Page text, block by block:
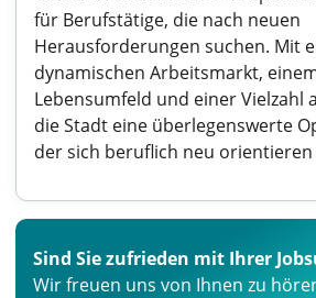
für Berufstätige, die nach neuen
Herausforderungen suchen. Mit
dynamischen Arbeitsmarkt,
Lebensumfeld und einer Vielzahl
die Stadt eine überlegenswerte
der sich beruflich neu
Sind Sie zufrieden mit Ihrer
Wir freuen uns von Ihnen zu